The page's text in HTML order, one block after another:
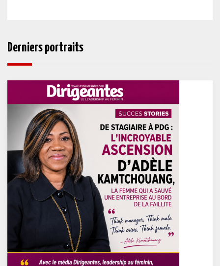
Derniers portraits